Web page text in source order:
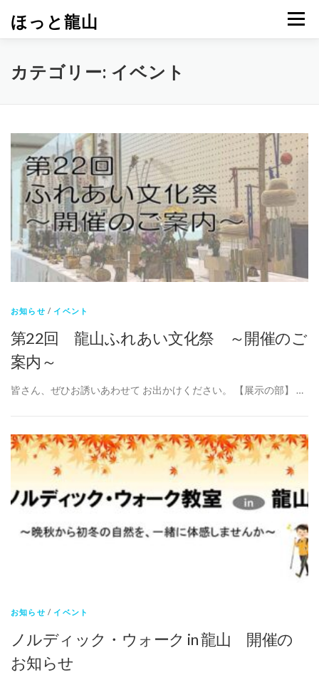
テ
ほっと龍山 メニュ
カテゴリー: イベント
お知らせ /イベント
第22回 龍山ふれあい文化祭 ～開催のご
案内～
皆さん、ぜひお誘いあわせて お出かけください。 【展示の部】 …
お知らせ /イベント
ノルディック・ウォーク in 龍山 開催の
お知らせ